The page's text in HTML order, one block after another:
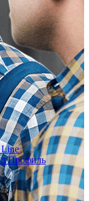
Line
Профиль